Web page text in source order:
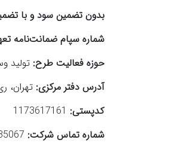
بدون تضمین سود و با
شماره سپام ضمانت‌نامه تعهد
حوزه‌ فعالیت‌ طرح: تولید
آدرس دفتر مرکزی: تهران،
کدپستی: 1173617161
شماره تماس شرکت: